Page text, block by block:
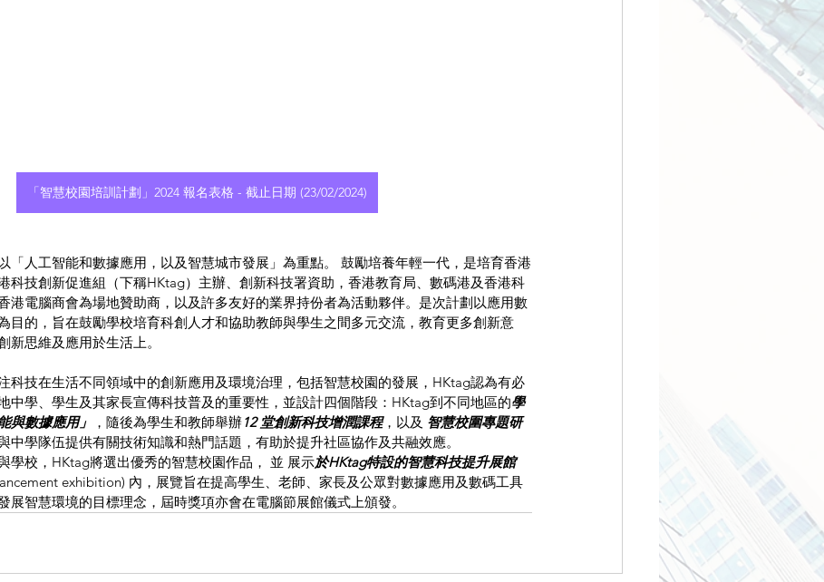
「智慧校園培訓計劃」2024 報名表格 - 截止日期 (23/02/2024)
「人工智能和數據應用，以及智慧城市發展」為重點。 鼓勵培養年輕一代，是培育香港
科技創新促進組（下稱HKtag）主辦、創新科技署資助，香港教育局、數碼港及香港科
港電腦商會為場地贊助商，以及許多友好的業界持份者為活動夥伴。是次計劃以應用數
目的，旨在鼓勵學校培育科創人才和協助教師與學生之間多元交流，教育更多創新意
新思維及應用於生活上。
科技在生活不同領域中的創新應用及環境治理，包括智慧校園的發展，HKtag認為有必
中學、學生及其家長宣傳科技普及的重要性，並設計四個階段：HKtag到不同地區的學
與數據應用」
，隨後為學生和教師舉辦12 堂創新科技增潤課程，以及 智慧校圍專題研
中學隊伍提供有關技術知識和熱門話題，有助於提升社區協作及共融效應。
學校，HKtag將選出優秀的智慧校園作品， 並 展示於HKtag特設的智慧科技提升展館
exhibition) 內，展覽旨在提高學生、老師、家長及公眾對數據應用及數碼工具
展智慧環境的目標理念，屆時獎項亦會在電腦節展館儀式上頒發。